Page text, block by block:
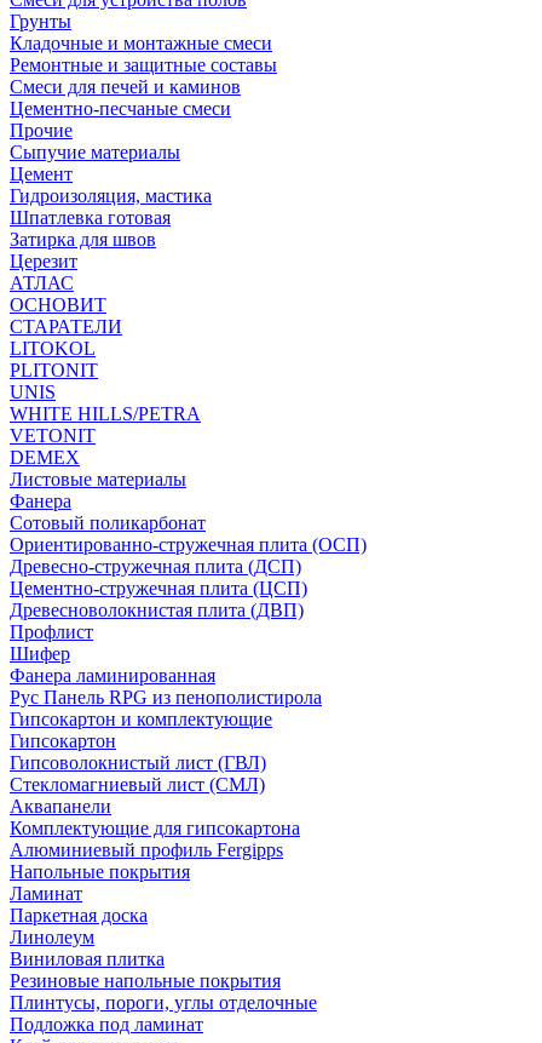
Грунты
Кладочные и монтажные смеси
Ремонтные и защитные составы
Смеси для печей и каминов
Цементно-песчаные смеси
Прочие
Сыпучие материалы
Цемент
Гидроизоляция, мастика
Шпатлевка готовая
Затирка для швов
Церезит
АТЛАС
ОСНОВИТ
СТАРАТЕЛИ
LITOKOL
PLITONIT
UNIS
WHITE HILLS/PETRA
VETONIT
DEMEX
Листовые материалы
Фанера
Сотовый поликарбонат
Ориентированно-стружечная плита (ОСП)
Древесно-стружечная плита (ДСП)
Цементно-стружечная плита (ЦСП)
Древесноволокнистая плита (ДВП)
Профлист
Шифер
Фанера ламинированная
Рус Панель RPG из пенополистирола
Гипсокартон и комплектующие
Гипсокартон
Гипсоволокнистый лист (ГВЛ)
Стекломагниевый лист (СМЛ)
Аквапанели
Комплектующие для гипсокартона
Алюминиевый профиль Fergipps
Напольные покрытия
Ламинат
Паркетная доска
Линолеум
Виниловая плитка
Резиновые напольные покрытия
Плинтусы, пороги, углы отделочные
Подложка под ламинат